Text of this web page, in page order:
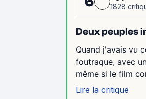
1828
Deux peuples
Quand j'avais vu
foutraque, avec
même si le film
Lire la critique